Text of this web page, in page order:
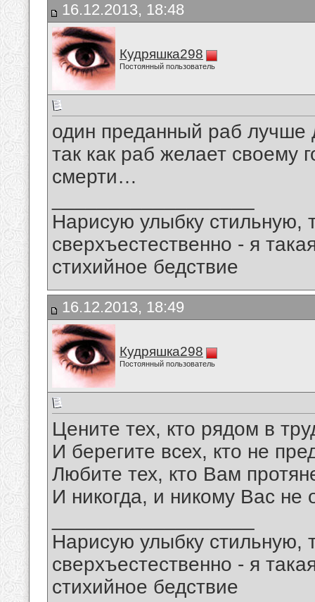
16.12.2013, 18:48
Кудряшка298
Постоянный пользователь
один преданный раб лучше
так как раб желает своему
смерти…
Нарисую улыбку стильную,
сверхъестественно - я
стихийное бедствие
16.12.2013, 18:49
Кудряшка298
Постоянный пользователь
Цените тех, кто рядом в
И берегите всех, кто не
Любите тех, кто Вам
И никогда, и никому Вас не
Нарисую улыбку стильную,
сверхъестественно - я
стихийное бедствие